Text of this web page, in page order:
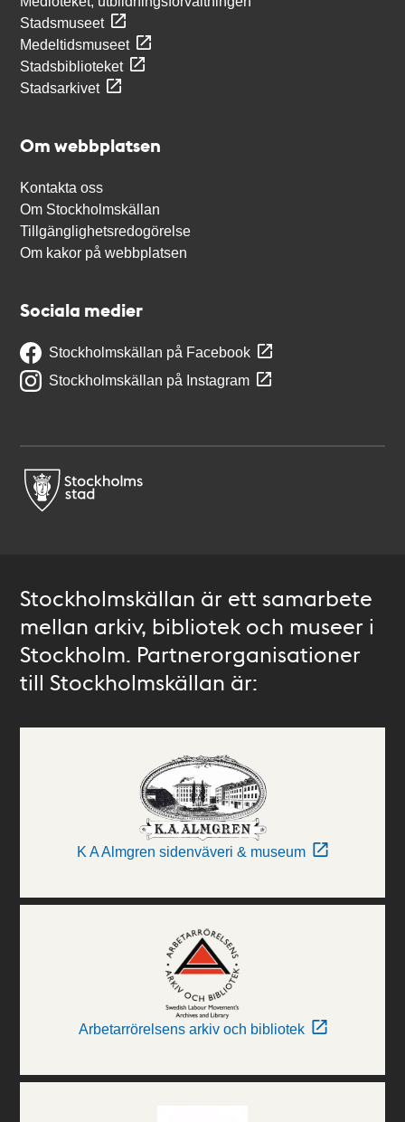
Stadsmuseet
Medeltidsmuseet
Stadsbiblioteket
Stadsarkivet
Om webbplatsen
Kontakta oss
Om Stockholmskällan
Tillgänglighetsredogörelse
Om kakor på webbplatsen
Sociala medier
Stockholmskällan på Facebook
Stockholmskällan på Instagram
Stockholmskällan är ett samarbete
mellan arkiv, bibliotek och museer i
Stockholm. Partnerorganisationer
till Stockholmskällan är:
K A Almgren sidenväveri & museum
Arbetarrörelsens arkiv och bibliotek